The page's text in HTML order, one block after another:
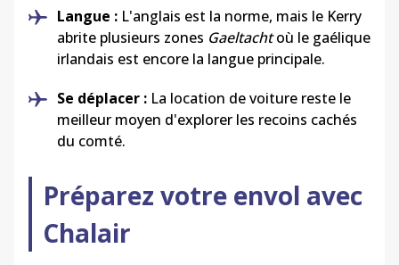
Langue : L'anglais est la norme, mais le Kerry
abrite plusieurs zones Gaeltachtoù le gaélique
irlandais est encore la langue principale.
Se déplacer : La location de voiture reste le
meilleur moyen d'explorer les recoins cachés
du comté.
Préparez votre envol avec
Chalair